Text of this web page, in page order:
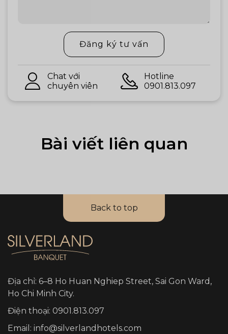
Đăng ký tư vấn
Chat với
chuyên viên
Hotline
0901.813.097
Bài viết liên quan
Back to top
Địa chỉ: 6–8 Ho Huan Nghiep Street, Sai Gon Ward,
Ho Chi Minh City.
Điện thoại: 0901.813.097
Email: info@silverlandhotels.com